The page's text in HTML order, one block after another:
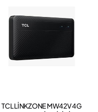
TCL LİNKZONE MW42V 4G